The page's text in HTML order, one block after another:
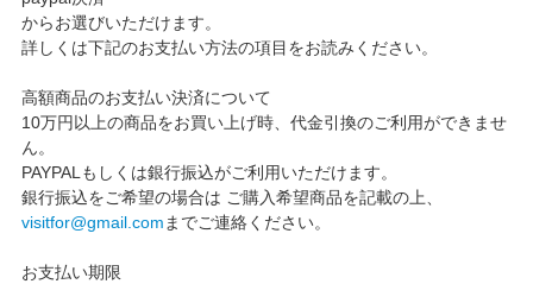
からお選びいただけます。
詳しくは下記のお支払い方法の項目をお読みください。
高額商品のお支払い決済について
10万円以上の商品をお買い上げ時、代金引換のご利用ができませ
ん。
PAYPALもしくは銀行振込がご利用いただけます。
銀行振込をご希望の場合は ご購入希望商品を記載の上、
visitfor@gmail.comまでご連絡ください。
お支払い期限